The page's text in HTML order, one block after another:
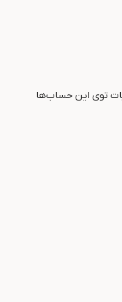
توی این حساب‌ها